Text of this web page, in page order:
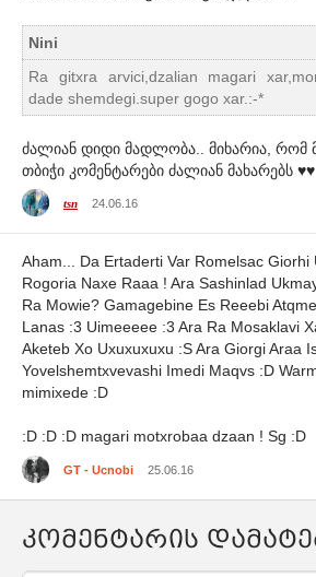
Nini
Ra gitxra arvici,dzalian magari
dade shemdegi.super gogo xar.:-*
ძალიან დიდი მადლობა.. მიხარია, რომ
თბიჭი კომენტარები ძალიან მახარებს ♥♥
tsn 24.06.16
Aham... Da Ertaderti Var Romelsac Giorhi
Rogoria Naxe Raaa ! Ara Sashinlad
Ra Mowie? Gamagebine Es Reeebi
Lanas :3 Uimeeeee :3 Ara Ra Mosaklavi
Aketeb Xo Uxuxuxuxu :S Ara Giorgi Araa
Yovelshemtxvevashi Imedi Maqvs :D
mimixede :D
:D :D :D magari motxrobaa dzaan ! Sg :D
GT - Ucnobi 25.06.16
კომენტარის